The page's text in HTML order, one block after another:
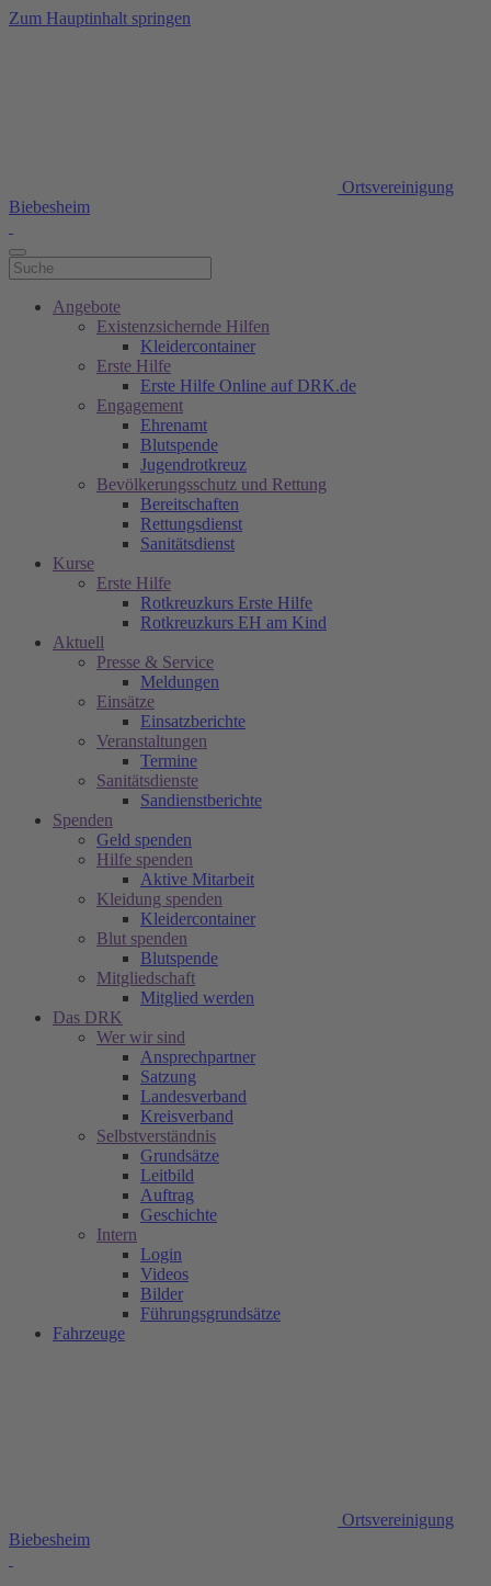
Zum Hauptinhalt springen
Ortsvereinigung
Biebesheim
Angebote
Existenzsichernde Hilfen
Kleidercontainer
Erste Hilfe
Erste Hilfe Online auf DRK.de
Engagement
Ehrenamt
Blutspende
Jugendrotkreuz
Bevölkerungsschutz und Rettung
Bereitschaften
Rettungsdienst
Sanitätsdienst
Kurse
Erste Hilfe
Rotkreuzkurs Erste Hilfe
Rotkreuzkurs EH am Kind
Aktuell
Presse & Service
Meldungen
Einsätze
Einsatzberichte
Veranstaltungen
Termine
Sanitätsdienste
Sandienstberichte
Spenden
Geld spenden
Hilfe spenden
Aktive Mitarbeit
Kleidung spenden
Kleidercontainer
Blut spenden
Blutspende
Mitgliedschaft
Mitglied werden
Das DRK
Wer wir sind
Ansprechpartner
Satzung
Landesverband
Kreisverband
Selbstverständnis
Grundsätze
Leitbild
Auftrag
Geschichte
Intern
Login
Videos
Bilder
Führungsgrundsätze
Fahrzeuge
Ortsvereinigung
Biebesheim